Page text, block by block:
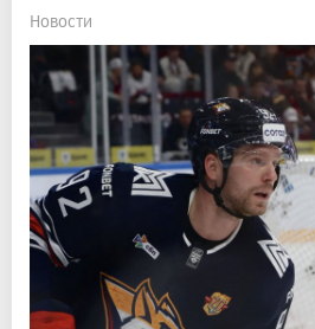
Новости